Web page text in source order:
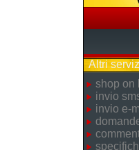
Altri
shop on
invio
invio e-